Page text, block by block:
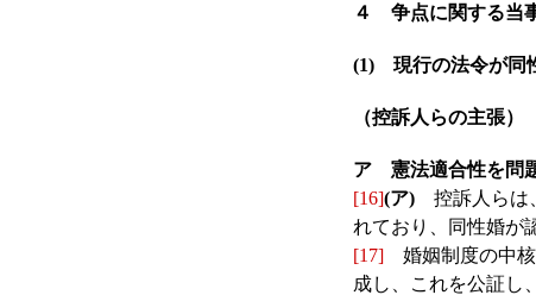
４ 争点に関する当
(1) 現行の法令が同
（控訴人らの主張）
ア 憲法適合性を問
[16](ア) 控訴人らは
れており、同性婚が
[17] 婚姻制度の中核
成し、これを公証し